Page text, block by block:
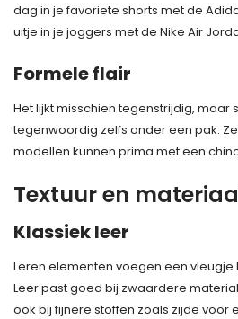
dag in je favoriete shorts met de
uitje in je joggers met de Nike Air
Formele flair
Het lijkt misschien tegenstrijdig, maar
tegenwoordig zelfs onder een pak.
modellen kunnen prima met een
Textuur en
Klassiek leer
Leren elementen voegen een vleugje
Leer past goed bij zwaardere
ook bij fijnere stoffen zoals zijde voor